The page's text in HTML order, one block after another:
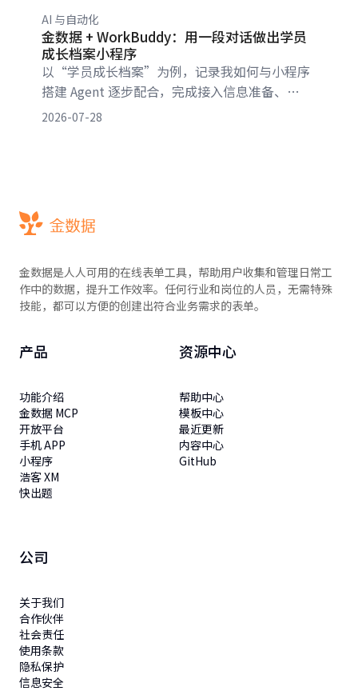
AI 与自动化
金数据 + WorkBuddy：用一段对话做出学员
成长档案小程序
以“学员成长档案”为例，记录我如何与小程序
搭建 Agent 逐步配合，完成接入信息准备、
HTML 交互确认、金数据字段映射、本地验收、
2026-07-28
金数据是人人可用的在线表单工具，帮助用户收集和管理日常工
作中的数据，提升工作效率。任何行业和岗位的人员，无需特殊
技能，都可以方便的创建出符合业务需求的表单。
产品
功能介绍
金数据 MCP
开放平台
手机 APP
小程序
浩客 XM
快出题
资源中心
帮助中心
模板中心
最近更新
内容中心
GitHub
公司
关于我们
合作伙伴
社会责任
使用条款
隐私保护
信息安全